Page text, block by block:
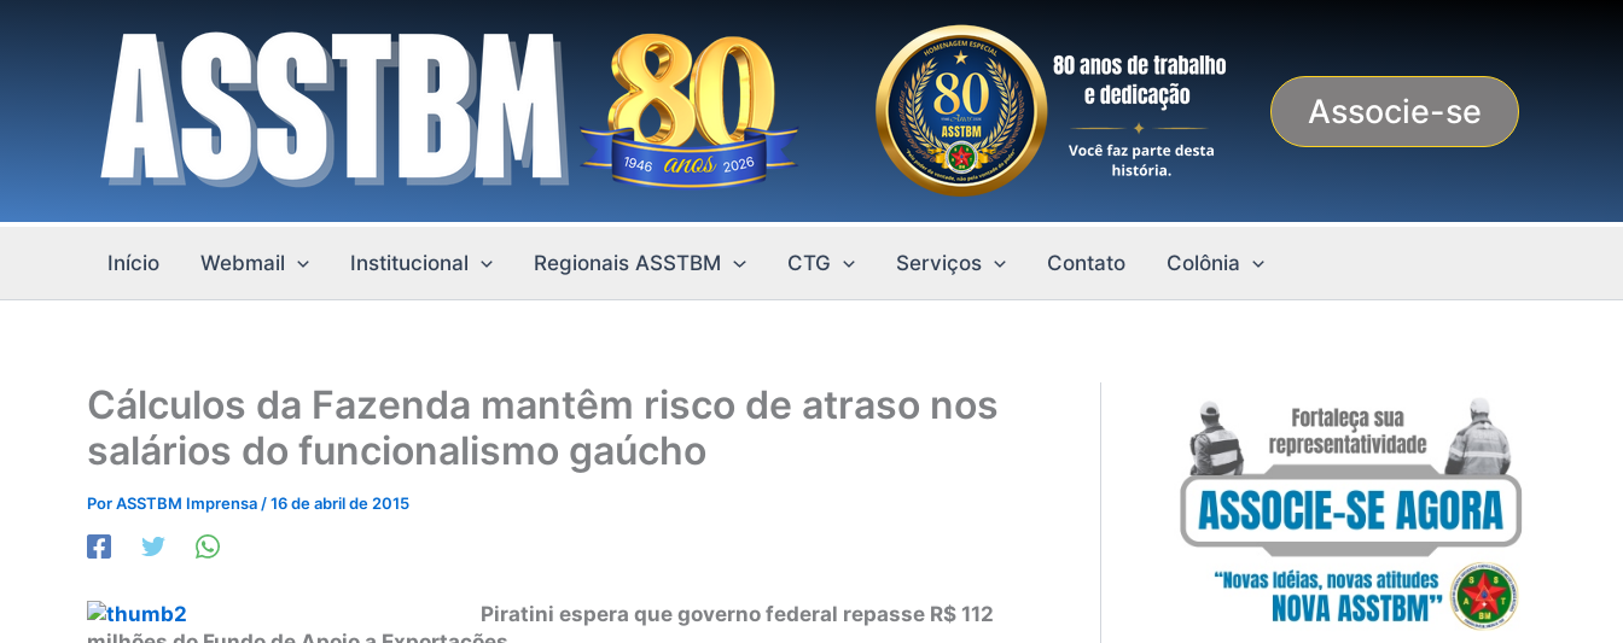
Associe-se
Início Webmail Institucional Regionais ASSTBM CTG Serviços Contato Colônia
Cálculos da Fazenda mantêm risco de atraso nos
salários do funcionalismo gaúcho
PorASSTBM Imprensa /16 de abril de 2015
Piratini espera que governo federal repasse R$ 112